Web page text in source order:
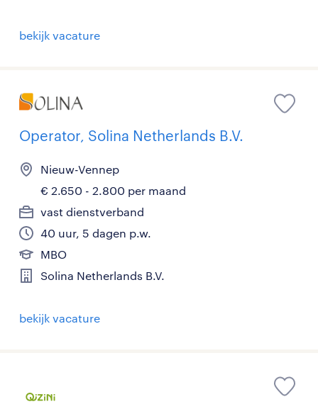
bekijk vacature
Operator, Solina Netherlands B.V.
Nieuw-Vennep
€ 2.650 - 2.800 per maand
vast dienstverband
40 uur, 5 dagen p.w.
MBO
Solina Netherlands B.V.
bekijk vacature